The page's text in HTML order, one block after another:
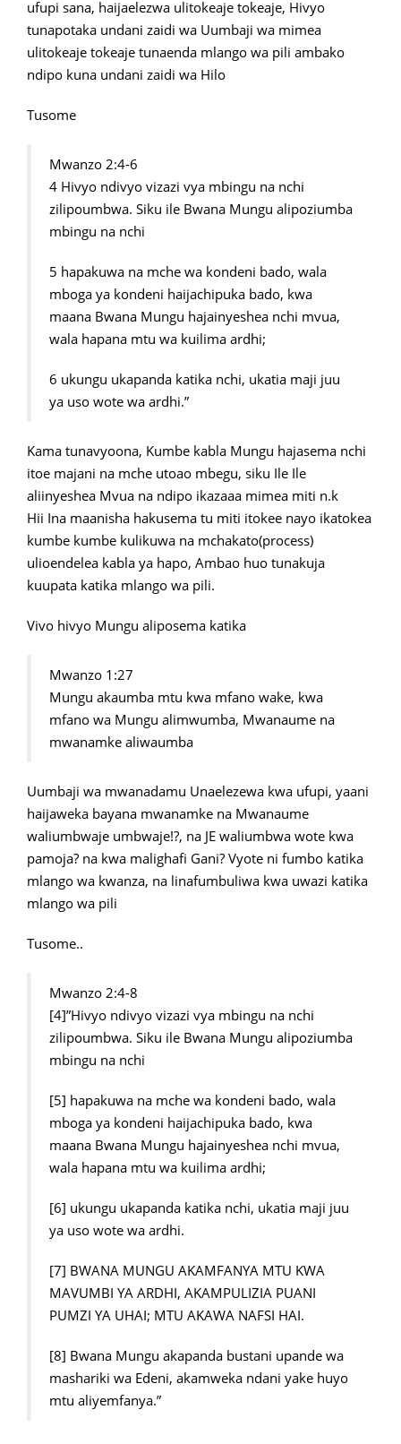
ufupi sana, haijaelezwa ulitokeaje tokeaje, Hivyo
tunapotaka undani zaidi wa Uumbaji wa mimea
ulitokeaje tokeaje tunaenda mlango wa pili ambako
ndipo kuna undani zaidi wa Hilo
Tusome
Mwanzo 2:4-6
4 Hivyo ndivyo vizazi vya mbingu na nchi
zilipoumbwa. Siku ile Bwana Mungu alipoziumba
mbingu na nchi
5 hapakuwa na mche wa kondeni bado, wala
mboga ya kondeni haijachipuka bado, kwa
maana Bwana Mungu hajainyeshea nchi mvua,
wala hapana mtu wa kuilima ardhi;
6 ukungu ukapanda katika nchi, ukatia maji juu
ya uso wote wa ardhi.”
Kama tunavyoona, Kumbe kabla Mungu hajasema nchi
itoe majani na mche utoao mbegu, siku Ile Ile
aliinyeshea Mvua na ndipo ikazaaa mimea miti n.k
Hii Ina maanisha hakusema tu miti itokee nayo ikatokea
kumbe kumbe kulikuwa na mchakato(process)
ulioendelea kabla ya hapo, Ambao huo tunakuja
kuupata katika mlango wa pili.
Vivo hivyo Mungu aliposema katika
Mwanzo 1:27
Mungu akaumba mtu kwa mfano wake, kwa
mfano wa Mungu alimwumba, Mwanaume na
mwanamke aliwaumba
Uumbaji wa mwanadamu Unaelezewa kwa ufupi, yaani
haijaweka bayana mwanamke na Mwanaume
waliumbwaje umbwaje!?, na JE waliumbwa wote kwa
pamoja? na kwa malighafi Gani? Vyote ni fumbo katika
mlango wa kwanza, na linafumbuliwa kwa uwazi katika
mlango wa pili
Tusome..
Mwanzo 2:4-8
[4]”Hivyo ndivyo vizazi vya mbingu na nchi
zilipoumbwa. Siku ile Bwana Mungu alipoziumba
mbingu na nchi
[5] hapakuwa na mche wa kondeni bado, wala
mboga ya kondeni haijachipuka bado, kwa
maana Bwana Mungu hajainyeshea nchi mvua,
wala hapana mtu wa kuilima ardhi;
[6] ukungu ukapanda katika nchi, ukatia maji juu
ya uso wote wa ardhi.
[7] BWANA MUNGU AKAMFANYA MTU KWA
MAVUMBI YA ARDHI, AKAMPULIZIA PUANI
PUMZI YA UHAI; MTU AKAWA NAFSI HAI.
[8] Bwana Mungu akapanda bustani upande wa
mashariki wa Edeni, akamweka ndani yake huyo
mtu aliyemfanya.”